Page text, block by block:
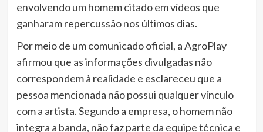
envolvendo um homem citado em vídeos que
ganharam repercussão nos últimos dias.
Por meio de um comunicado oficial, a AgroPlay
afirmou que as informações divulgadas não
correspondem à realidade e esclareceu que a
pessoa mencionada não possui qualquer vínculo
com a artista. Segundo a empresa, o homem não
integra a banda, não faz parte da equipe técnica e